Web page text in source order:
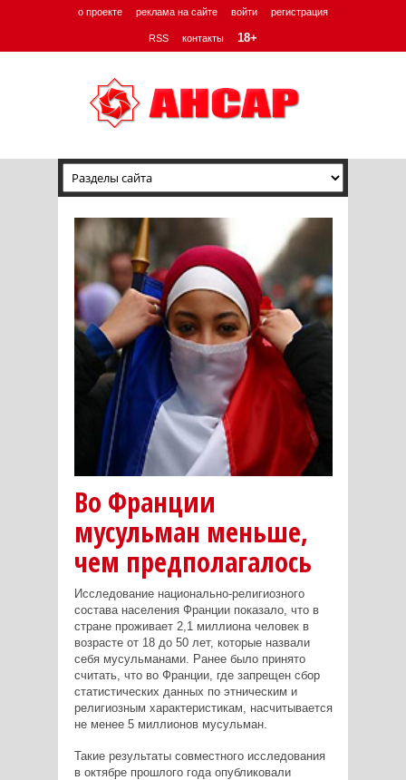
о проекте реклама на сайте войти регистрация
RSS контакты 18+
Во Франции
мусульман меньше,
чем предполагалось
Исследование национально-религиозного
состава населения Франции показало, что в
стране проживает 2,1 миллиона человек в
возрасте от 18 до 50 лет, которые назвали
себя мусульманами. Ранее было принято
считать, что во Франции, где запрещен сбор
статистических данных по этническим и
религиозным характеристикам, насчитывается
не менее 5 миллионов мусульман.
Такие результаты совместного исследования
в октябре прошлого года опубликовали